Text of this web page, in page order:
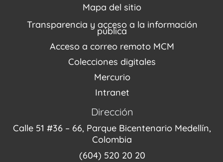
Recorridos Virtuales
Repositorio (MUSEO / CASA / MEMORIA)
Narrativas del conflicto
Proyectos
Enlaces de memorias
Fondo Editorial
Estímulos
Mapa del sitio
Transparencia y acceso a la información
pública
Acceso a correo remoto MCM
Colecciones digitales
Mercurio
Intranet
Dirección
Calle 51 #36 – 66, Parque Bicentenario Medellín,
Colombia
(604) 520 20 20